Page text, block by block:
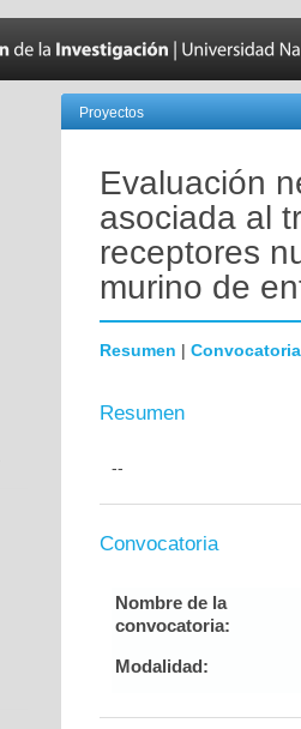
Proyectos
Evaluación
asociada al
receptores
murino de
Resumen | Convocatoria
Resumen
--
Convocatoria
Nombre de la
convocatoria:
Modalidad: